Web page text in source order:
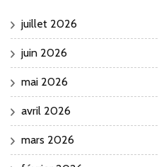
juillet 2026
juin 2026
mai 2026
avril 2026
mars 2026